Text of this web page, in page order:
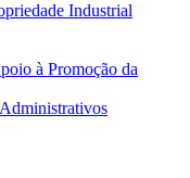
Industrial
à Promoção da